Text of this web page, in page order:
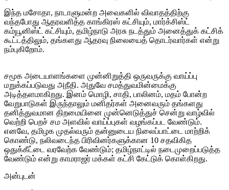
இந்த மசோதா, நாடாளுமன்ற அவைகளில் விவாதத்திற்கு
வந்தபோது ஆதரவளித்த காங்கிரஸ் கட்சியும், மார்க்சிஸ்ட்
கம்யூனிஸ்ட் கட்சியும், தமிழ்நாடு அரசு நடத்தும் அனைத்துக் கட்சிக்
கூட்டத்திலும், தங்களது ஆதரவு நிலையைத் தொடர்வார்கள் என்று
நம்புகிறோம்.
சமூக அடையாளங்களை முன்னிறுத்தி ஒருவருக்கு வாய்ப்பு
மறுக்கப்படுவது அநீதி. அதுவே சமத்துவமின்மைக்கு
அடித்தளமாகிறது. இனம் மொழி, சாதி, பாலினம், மதம் போன்ற
வேறுபாடுகள் இருந்தாலும் மனிதர்கள் அனைவரும் தங்களது
தனித்துவமான திறமையினை முன்னெடுத்துச் சென்று வாழ்வில்
வெற்றி பெறச் சம அளவில் வாய்ப்புகள் வழங்கப்பட வேண்டும்.
எனவே, தமிழக முதல்வரும் தன்னுடைய நிலைப்பாட்டை மாற்றிக்
கொண்டு, நலிவடைந்த பிரிவினர்களுக்கான 10 சதவிகித
ஒதுக்கீட்டை வரவேற்க வேண்டும்; தமிழ்நாட்டில் நடைமுறைப்படுத்த
வேண்டும் என்று காமராஜர் மக்கள் கட்சி கேட்டுக் கொள்கிறது.
அன்புடன்